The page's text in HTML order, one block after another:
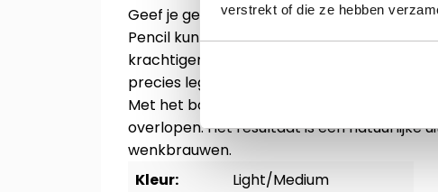
verstrekt of die ze hebben
Geef je gezicht meer expressie met mooie
Pencil kun je je wenkbrauwen een beetje
krachtiger effect. Het ultrafijne
precies lege plekjes op te vullen, meer
Met het borsteltje laat je getekende en
overlopen. Het resultaat is een natuurlijke
wenkbrauwen.
Kleur:
Light/Medium